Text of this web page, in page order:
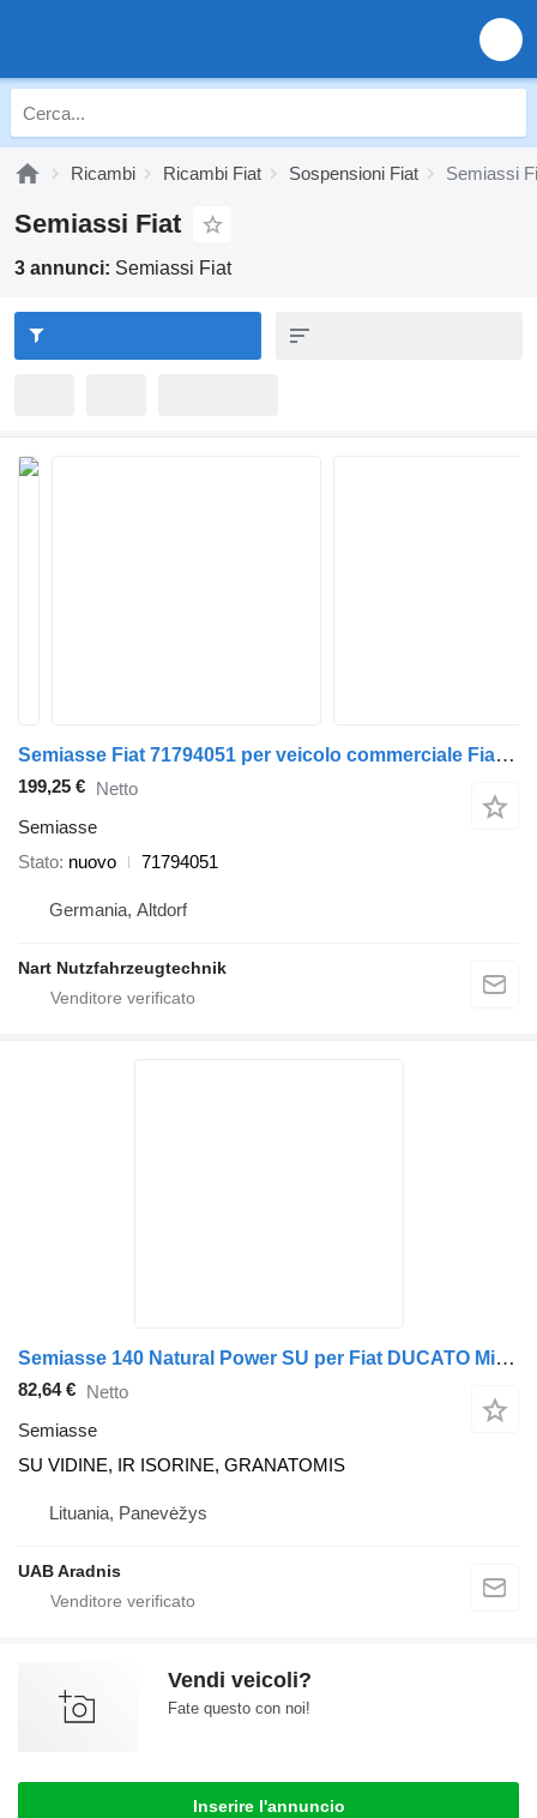
Ricambi Ricambi Fiat Sospensioni Fiat Semiassi
Semiassi Fiat
3 annunci: Semiassi Fiat
Semiasse Fiat 71794051 per veicolo commerciale Fiat Doblo
199,25 € Netto
Semiasse
Stato nuovo 71794051
Germania, Altdorf
Nart Nutzfahrzeugtechnik
Semiasse 140 Natural Power SU per Fiat DUCATO Minibus / passenger (250_, 290_)
82,64 € Netto
Semiasse
SU VIDINE, IR ISORINE, GRANATOMIS
Lituania, Panevėžys
UAB Aradnis
Vendi veicoli?
Fate questo con noi!
Inserire l'annuncio